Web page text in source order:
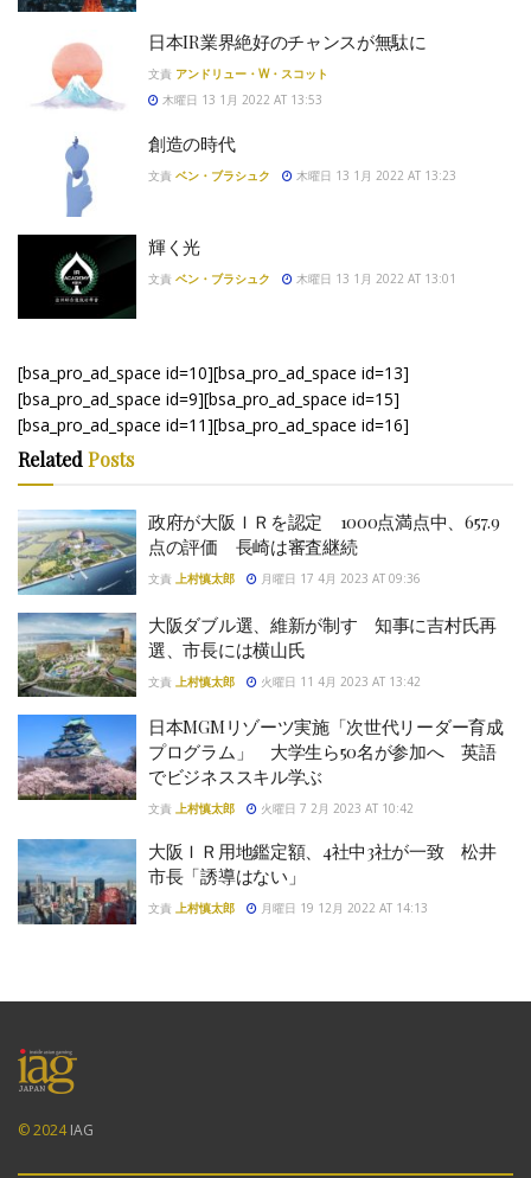
日本IR業界絶好のチャンスが無駄に
文責 アンドリュー・W・スコット
木曜日 13 1月 2022 AT 13:53
創造の時代
文責 ベン・ブラシュク 木曜日 13 1月 2022 AT 13:23
輝く光
文責 ベン・ブラシュク 木曜日 13 1月 2022 AT 13:01
[bsa_pro_ad_space id=10][bsa_pro_ad_space id=13]
[bsa_pro_ad_space id=9][bsa_pro_ad_space id=15]
[bsa_pro_ad_space id=11][bsa_pro_ad_space id=16]
RelatedPosts
政府が大阪ＩＲを認定 1000点満点中、657.9
点の評価 長崎は審査継続
文責 上村慎太郎 月曜日 17 4月 2023 AT 09:36
大阪ダブル選、維新が制す 知事に吉村氏再
選、市長には横山氏
文責 上村慎太郎 火曜日 11 4月 2023 AT 13:42
日本MGMリゾーツ実施「次世代リーダー育成
プログラム」 大学生ら50名が参加へ 英語
でビジネススキル学ぶ
文責 上村慎太郎 火曜日 7 2月 2023 AT 10:42
大阪ＩＲ用地鑑定額、4社中3社が一致 松井
市長「誘導はない」
文責 上村慎太郎 月曜日 19 12月 2022 AT 14:13
© 2024IAG